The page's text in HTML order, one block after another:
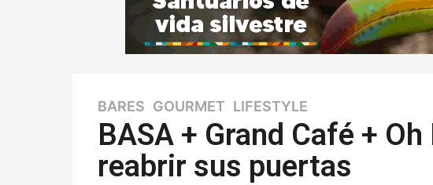
6
a
ñ
o
s
BARES ,GOURMET ,LIFESTYLE
BASA + Grand Café +
reabrir sus puertas